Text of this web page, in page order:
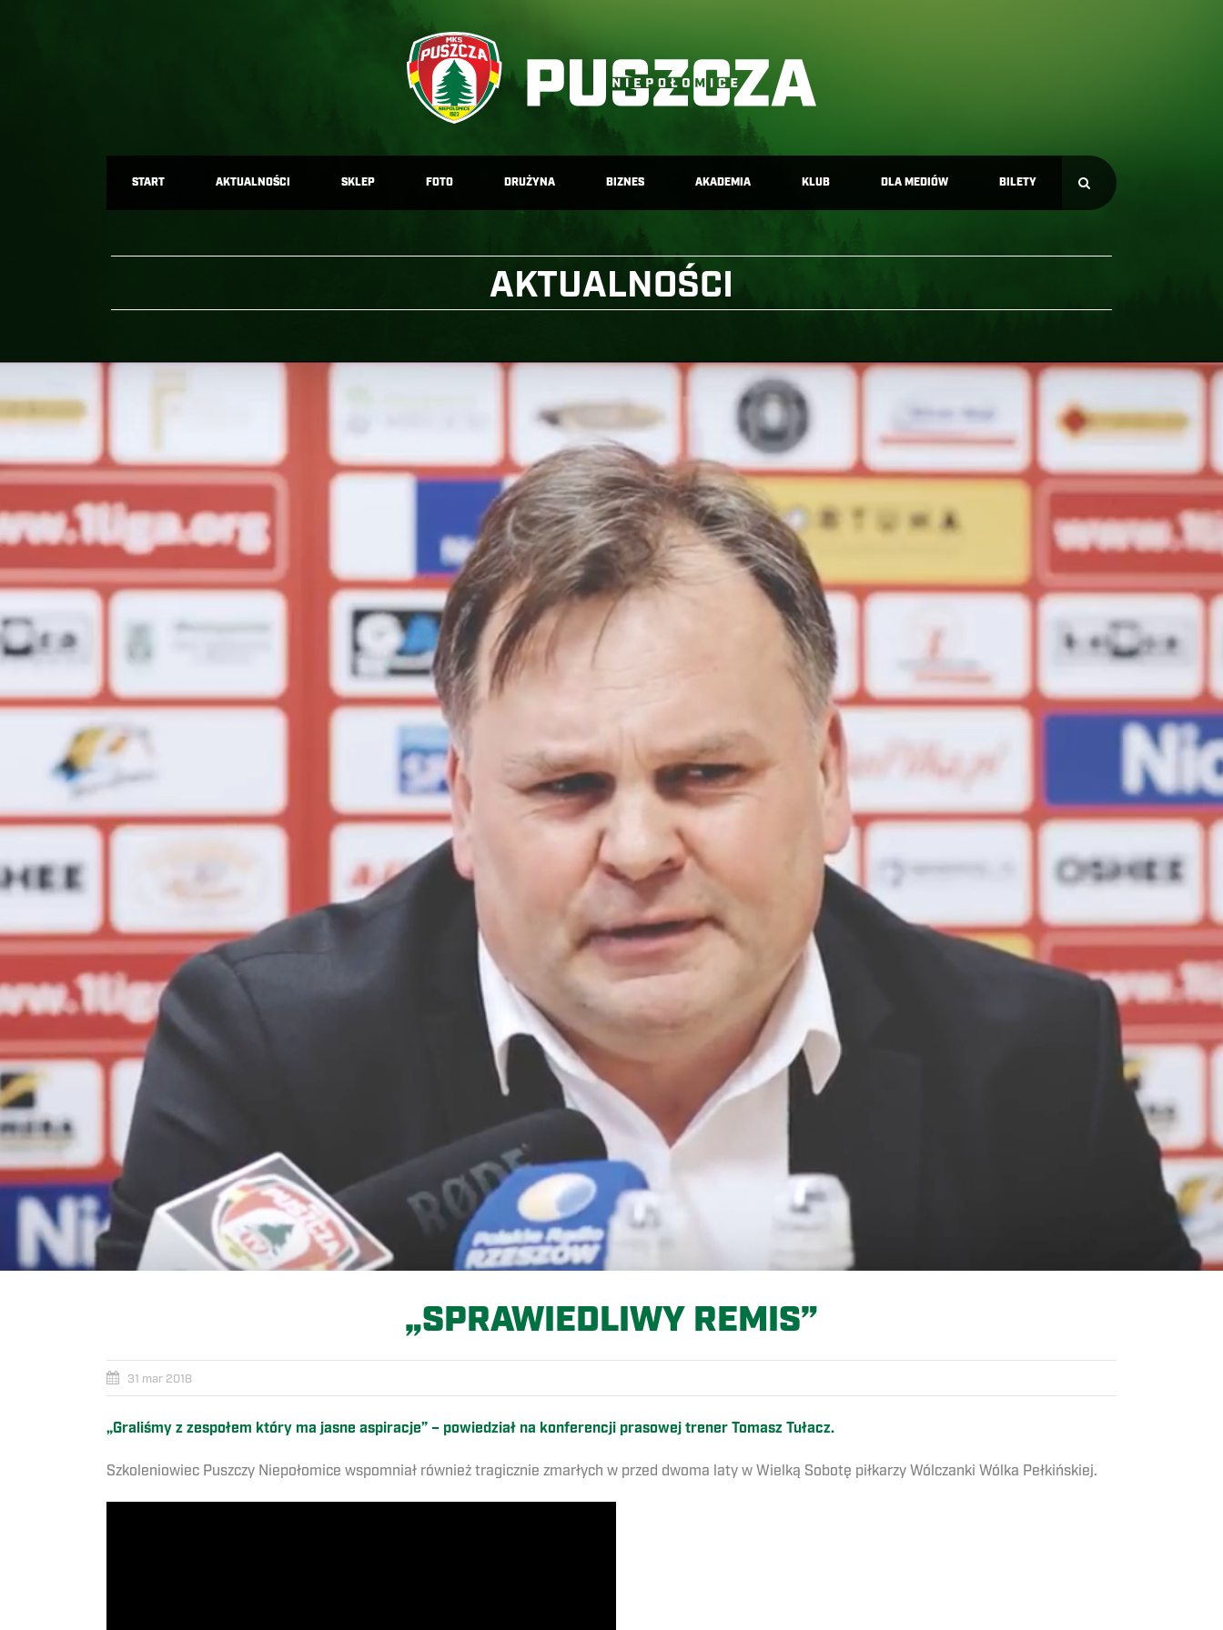
START AKTUALNOŚCI SKLEP FOTO DRUŻYNA BIZNES AKADEMIA KLUB DLA MEDIÓW BILETY
AKTUALNOŚCI
„SPRAWIEDLIWY REMIS”
31 mar 2018
„Graliśmy z zespołem który ma jasne aspiracje” – powiedział na konferencji prasowej trener Tomasz Tułacz.
Szkoleniowiec Puszczy Niepołomice wspomniał również tragicznie zmarłych w przed dwoma laty w Wielką Sobotę piłkarzy Wólczanki Wólka Pełkińskiej.